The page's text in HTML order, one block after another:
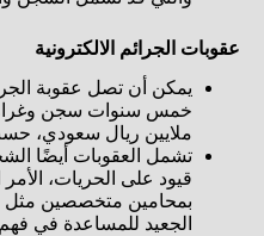
عقوبات الجرائم الالكترونية
يمكن أن تصل عقوبة
خمس سنوات سجن
ملايين ريال سعودي،
تشمل العقوبات أيضًا
قيود على الحريات،
بمحامين متخصصين مثل
الجعيد للمساعدة في